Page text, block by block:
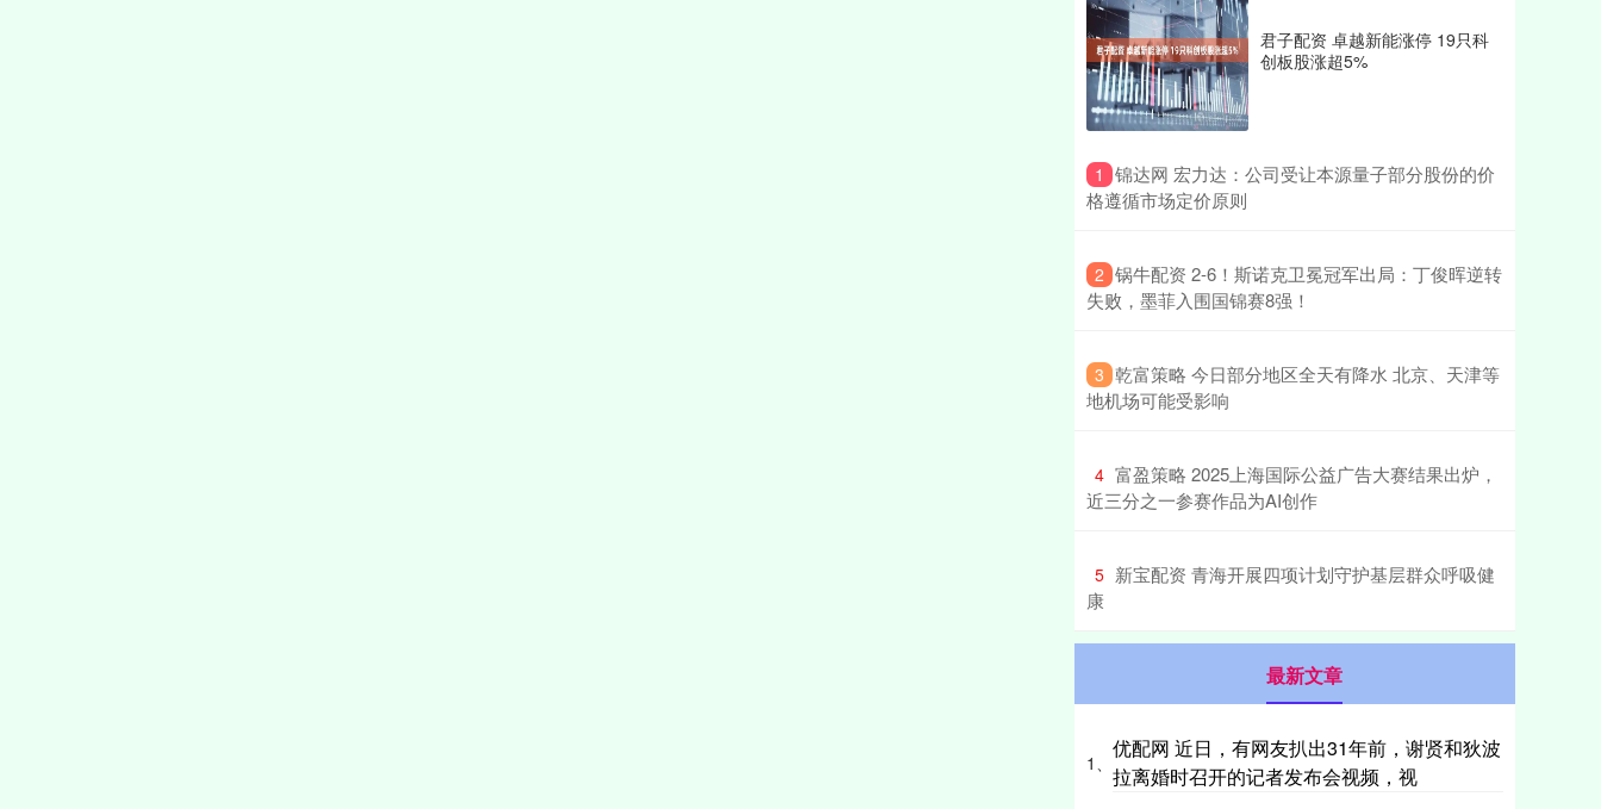
君子配资 卓越新能涨停 19只科
创板股涨超5%
1 ​锦达网 宏力达：公司受让本源量子部分股份的价
格遵循市场定价原则
2 ​锅牛配资 2-6！斯诺克卫冕冠军出局：丁俊晖逆转
失败，墨菲入围国锦赛8强！
3 ​乾富策略 今日部分地区全天有降水 北京、天津等
地机场可能受影响
4 ​富盈策略 2025上海国际公益广告大赛结果出炉，
近三分之一参赛作品为AI创作
5 ​新宝配资 青海开展四项计划守护基层群众呼吸健
康
最新文章
1、
优配网 近日，有网友扒出31年前，谢贤和狄波
拉离婚时召开的记者发布会视频，视